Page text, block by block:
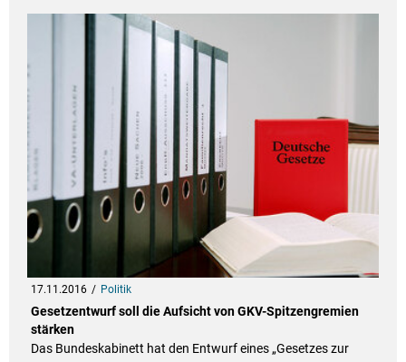
17.11.2016 Politik
Gesetzentwurf soll die Aufsicht von GKV-Spitzengremien
stärken
Das Bundeskabinett hat den Entwurf eines „Gesetzes zur